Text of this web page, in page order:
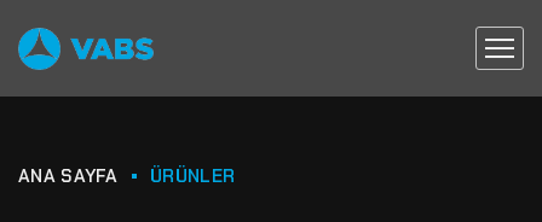
ANA SAYFA ÜRÜNLER